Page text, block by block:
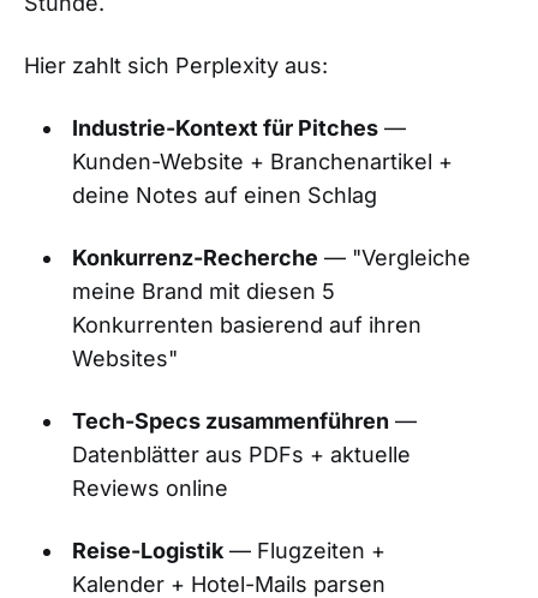
Hier zahlt sich Perplexity aus:
Industrie-Kontext für Pitches—
Kunden-Website + Branchenartikel +
deine Notes auf einen Schlag
Konkurrenz-Recherche — "Vergleiche
meine Brand mit diesen 5
Konkurrenten basierend auf ihren
Websites"
Tech-Specs zusammenführen —
Datenblätter aus PDFs + aktuelle
Reviews online
Reise-Logistik— Flugzeiten +
Kalender + Hotel-Mails parsen